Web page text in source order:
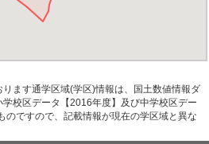
ます通学区域(学区)情報は、国土数値情報ダ
校区データ【2016年度】及び中学校区デー
のですので、記載情報が現在の学区域と異な